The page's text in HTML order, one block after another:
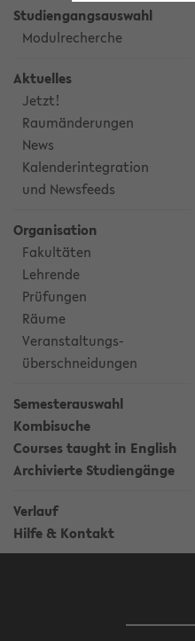
Studiengangsauswahl
Modulrecherche
Aktuelles
Jetzt!
Raumänderungen
News
Kalenderintegration
und Newsfeeds
Organisation
Fakultäten
Lehrende
Prüfungen
Räume
Veranstaltungs-
überschneidungen
Semesterauswahl
Kombisuche
Courses taught in English
Archivierte Studiengänge
Verlauf
Hilfe & Kontakt